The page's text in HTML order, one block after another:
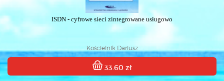
ISDN - cyfrowe sieci zintegrowane usługowo
Kościelnik Dariusz
33.60 zł